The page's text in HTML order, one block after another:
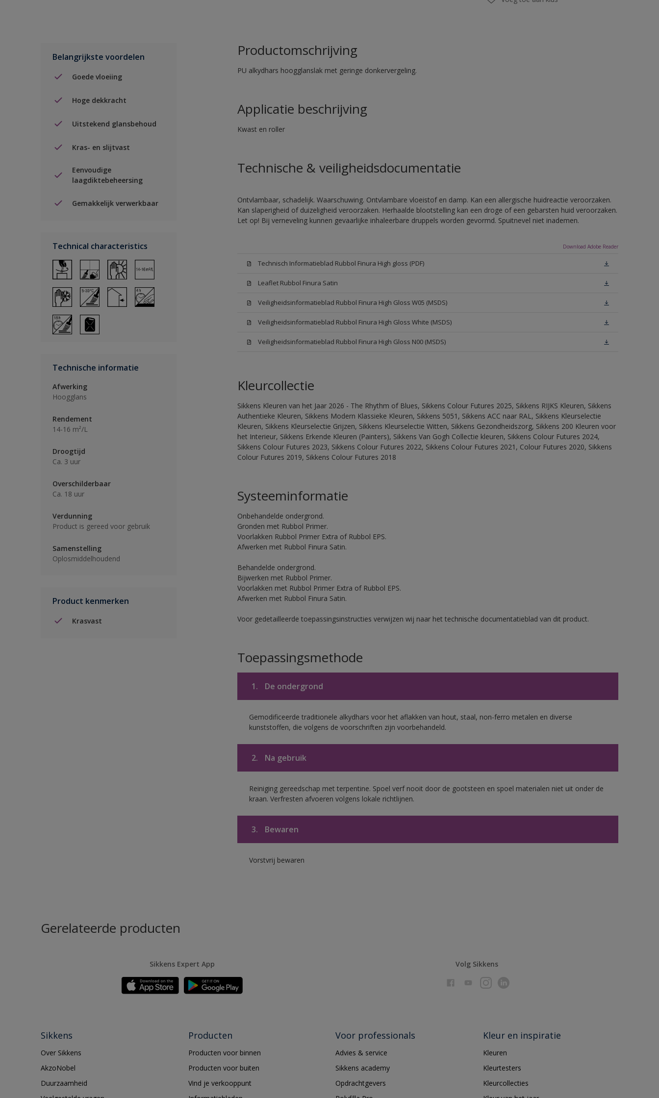
Belangrijkste voordelen
Goede vloeiing
Hoge dekkracht
Uitstekend glansbehoud
Kras- en slijtvast
Eenvoudige
laagdiktebeheersing
Gemakkelijk verwerkbaar
Technical characteristics
Technische informatie
Afwerking
Hoogglans
Rendement
14-16 m²/L
Droogtijd
Ca. 3 uur
Overschilderbaar
Ca. 18 uur
Verdunning
Product is gereed voor gebruik
Samenstelling
Oplosmiddelhoudend
Product kenmerken
Krasvast
Productomschrijving
PU alkydhars hoogglanslak met geringe donkervergeling.
Applicatie beschrijving
Kwast en roller
Technische & veiligheidsdocumentatie
Ontvlambaar, schadelijk. Waarschuwing. Ontvlambare vloeistof en damp. Kan een allergische huidreactie veroorzaken.
Kan slaperigheid of duizeligheid veroorzaken. Herhaalde blootstelling kan een droge of een gebarsten huid veroorzaken.
Let op! Bij verneveling kunnen gevaarlijke inhaleerbare druppels worden gevormd. Spuitnevel niet inademen.
Download Adobe Reader
Technisch Informatieblad Rubbol Finura High gloss (PDF)
Leaflet Rubbol Finura Satin
Veiligheidsinformatieblad Rubbol Finura High Gloss W05 (MSDS)
Veiligheidsinformatieblad Rubbol Finura High Gloss White (MSDS)
Veiligheidsinformatieblad Rubbol Finura High Gloss N00 (MSDS)
Kleurcollectie
Sikkens Kleuren van het Jaar 2026 - The Rhythm of Blues, Sikkens Colour Futures 2025, Sikkens RIJKS Kleuren, Sikkens
Authentieke Kleuren, Sikkens Modern Klassieke Kleuren, Sikkens 5051, Sikkens ACC naar RAL, Sikkens Kleurselectie
Kleuren, Sikkens Kleurselectie Grijzen, Sikkens Kleurselectie Witten, Sikkens Gezondheidszorg, Sikkens 200 Kleuren voor
het Interieur, Sikkens Erkende Kleuren (Painters), Sikkens Van Gogh Collectie kleuren, Sikkens Colour Futures 2024,
Sikkens Colour Futures 2023, Sikkens Colour Futures 2022, Sikkens Colour Futures 2021, Colour Futures 2020, Sikkens
Colour Futures 2019, Sikkens Colour Futures 2018
Systeeminformatie
Onbehandelde ondergrond.
Gronden met Rubbol Primer.
Voorlakken Rubbol Primer Extra of Rubbol EPS.
Afwerken met Rubbol Finura Satin.
Behandelde ondergrond.
Bijwerken met Rubbol Primer.
Voorlakken met Rubbol Primer Extra of Rubbol EPS.
Afwerken met Rubbol Finura Satin.
Voor gedetailleerde toepassingsinstructies verwijzen wij naar het technische documentatieblad van dit product.
Toepassingsmethode
1. De ondergrond
Gemodificeerde traditionele alkydhars voor het aflakken van hout, staal, non-ferro metalen en diverse
kunststoffen, die volgens de voorschriften zijn voorbehandeld.
2. Na gebruik
Reiniging gereedschap met terpentine. Spoel verf nooit door de gootsteen en spoel materialen niet uit onder de
kraan. Verfresten afvoeren volgens lokale richtlijnen.
3. Bewaren
Vorstvrij bewaren
Gerelateerde producten
Sikkens Expert App Volg Sikkens
Sikkens
Over Sikkens
AkzoNobel
Duurzaamheid
Producten
Producten voor binnen
Producten voor buiten
Vind je verkooppunt
Voor professionals
Advies & service
Sikkens academy
Opdrachtgevers
Kleur en inspiratie
Kleuren
Kleurtesters
Kleurcollecties